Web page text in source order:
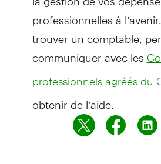
professionnelles à
trouver un comptable,
communiquer avec les
professionnels agréés du
obtenir de l’aide.